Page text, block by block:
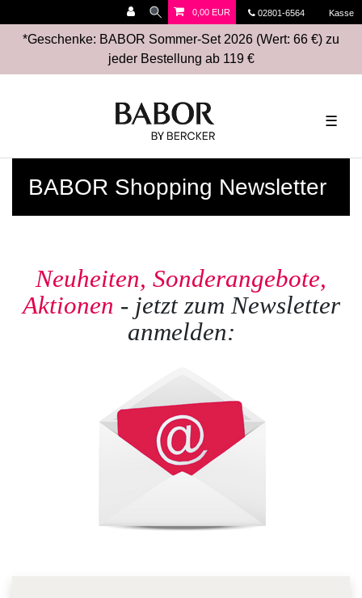
02801-6564 Kasse
0,00 EUR
*Geschenke: BABOR Sommer-Set 2026 (Wert: 66 €) zu
jeder Bestellung ab 119 €
☰
BABOR Shopping Newsletter
Neuheiten, Sonderangebote,
Aktionen - jetzt zum Newsletter
anmelden: